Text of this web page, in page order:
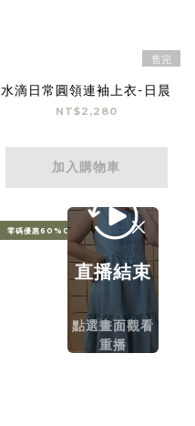
售完
水滴日常圓領連袖上衣-日晨
NT$2,280
加入購物車
零碼優惠60%OFF
直播結束
點選畫面觀看
重播